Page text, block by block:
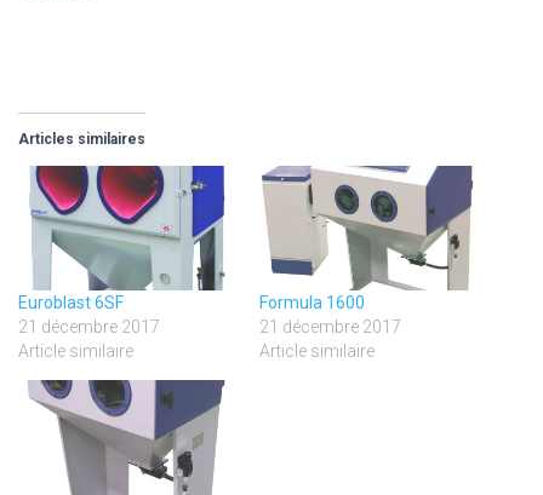
Articles similaires
Euroblast 6SF
21 décembre 2017
Article similaire
Formula 1600
21 décembre 2017
Article similaire